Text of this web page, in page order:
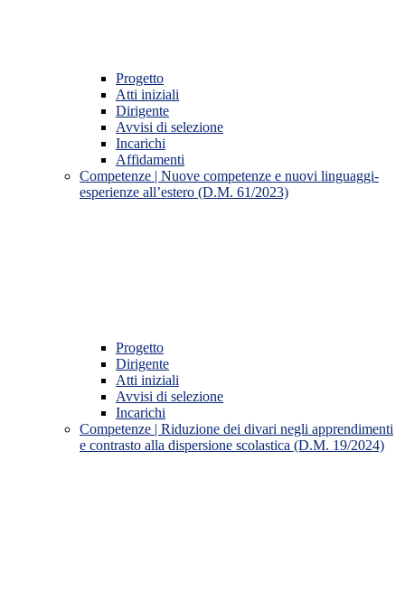
Progetto
Atti iniziali
Dirigente
Avvisi di selezione
Incarichi
Affidamenti
Competenze | Nuove competenze e nuovi linguaggi-
esperienze all’estero (D.M. 61/2023)
Progetto
Dirigente
Atti iniziali
Avvisi di selezione
Incarichi
Competenze | Riduzione dei divari negli apprendimenti
e contrasto alla dispersione scolastica (D.M. 19/2024)